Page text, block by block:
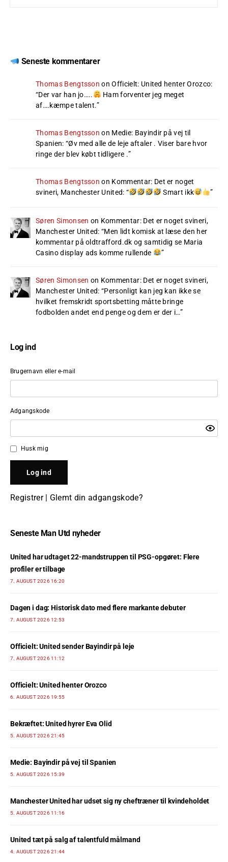
Seneste kommentarer
Thomas Bengtsson onOfficielt: United henter Orozco:
“Der var han jo…..
Ham forventer jeg meget
af….kæmpe talent.”
Thomas Bengtsson on Medie: Bayindir på vej til
Spanien: “Øv med alle de leje aftaler . Viser bare hvor
ringe der blev købt tidligere .”
Thomas Bengtsson on Kommentar: Det er noget
svineri, Manchester United: “ Smart ikk ”
Søren Simonsen on Kommentar: Det er noget svineri,
Manchester United: “Men lidt komisk at læse den her
kommentar på oldtrafford.dk og samtidig se Maria
Casino display ads komme rullende
”
Søren Simonsen on Kommentar: Det er noget svineri,
Manchester United: “Personligt kan jeg kan ikke se
hvilket fremskridt sportsbetting måtte bringe
fodbolden andet end penge og dem er der i…”
Log ind
Brugernavn eller e-mail
Adgangskode
Husk mig
Registrer| Glemt din adgangskode?
Seneste Man Utd nyheder
United har udtaget 22-mandstruppen til PSG-opgøret: Flere
profiler er tilbage
7. AUGUST 2026 16:20
Dagen i dag: Historisk dato med flere markante debuter
7. AUGUST 2026 12:53
Officielt: United sender Bayindir på leje
7. AUGUST 2026 11:12
Officielt: United henter Orozco
6. AUGUST 2026 19:55
Bekræftet: United hyrer Eva Olid
5. AUGUST 2026 21:45
Medie: Bayindir på vej til Spanien
5. AUGUST 2026 15:39
Manchester United har udset sig ny cheftræner til kvindeholdet
5. AUGUST 2026 11:16
United tæt på salg af talentfuld målmand
4. AUGUST 2026 21:44